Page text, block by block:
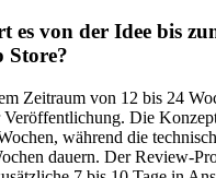
es von der Idee bis
Store?
Zeitraum von 12 bis 24
Veröffentlichung. Die
während die
dauern. Der Review-